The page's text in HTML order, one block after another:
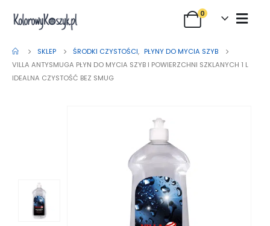
0
SKLEP ŚRODKI CZYSTOŚCI, PŁYNY DO MYCIA SZYB
VILLA ANTYSMUGA PŁYN DO MYCIA SZYB I POWIERZCHNI SZKLANYCH 1 L
IDEALNA CZYSTOŚĆ BEZ SMUG